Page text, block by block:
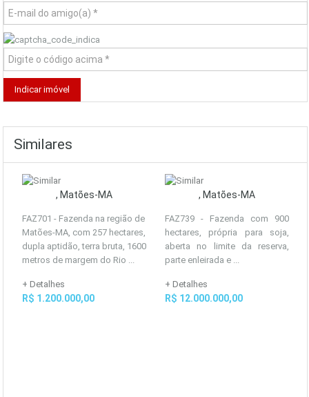
Similares
, Matões-MA
FAZ701 - Fazenda na região de
Matões-MA, com 257 hectares,
dupla aptidão, terra bruta, 1600
metros de margem do Rio ...
+ Detalhes
R$ 1.200.000,00
, Matões-MA
FAZ739 - Fazenda com 900
hectares, própria para soja,
aberta no limite da reserva,
parte enleirada e ...
+ Detalhes
R$ 12.000.000,00